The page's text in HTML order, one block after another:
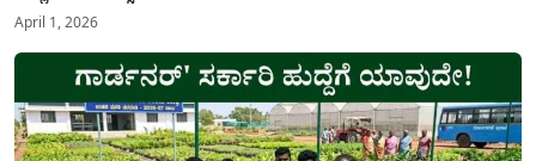
April 1, 2026